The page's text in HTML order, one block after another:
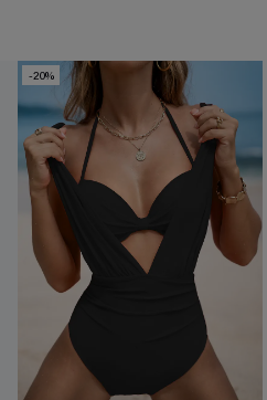
-20%